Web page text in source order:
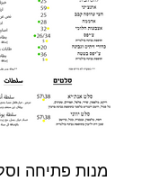
מנות פתיחה